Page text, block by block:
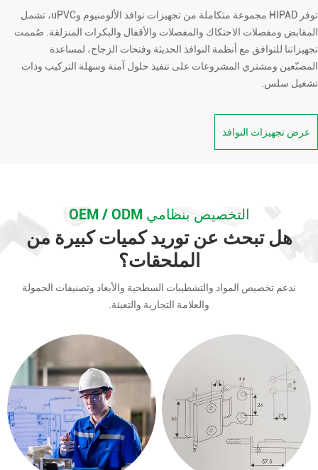
توفر HIPAD مجموعة متكاملة من تجهيزات نوافذ الألومنيوم وuPVC، تشمل
المقابض ومفصلات الاحتكاك والمفصلات والأقفال والبكرات المنزلقة. صُممت
تجهيزاتنا للتوافق مع أنظمة النوافذ الحديثة وفتحات الزجاج، لمساعدة
المصنّعين ومشتري المشروعات على تنفيذ حلول آمنة وسهلة التركيب وذات
تشغيل سلس.
عرض تجهيزات النوافذ
التخصيص بنظامي OEM / ODM
هل تبحث عن توريد كميات كبيرة من
الملحقات؟
ندعم تخصيص المواد والتشطيبات السطحية والأبعاد وتصنيفات الحمولة
والعلامة التجارية والتعبئة.